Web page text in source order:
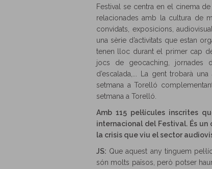
Festival se centra en el cinema
relacionades amb la cultura de
convidats, exposicions,
una sèrie d’activitats que estan
tenen lloc durant el primer cap
jocs de geocaching, jornades
d’escalada,... La gent trobarà
setmana a Torelló
setmana a Torelló.
Amb 115 pel·lícules inscrites
internacional del Festival. És
la crisis que viu el sector
JS: Que aquest any tinguem
són molts països, però potser